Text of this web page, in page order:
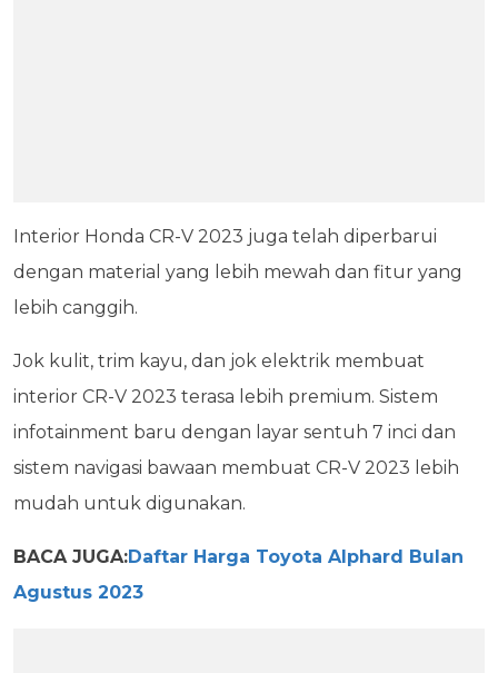
Interior Honda CR-V 2023 juga telah diperbarui
dengan material yang lebih mewah dan fitur yang
lebih canggih.
Jok kulit, trim kayu, dan jok elektrik membuat
interior CR-V 2023 terasa lebih premium. Sistem
infotainment baru dengan layar sentuh 7 inci dan
sistem navigasi bawaan membuat CR-V 2023 lebih
mudah untuk digunakan.
BACA JUGA:Daftar Harga Toyota Alphard Bulan
Agustus 2023